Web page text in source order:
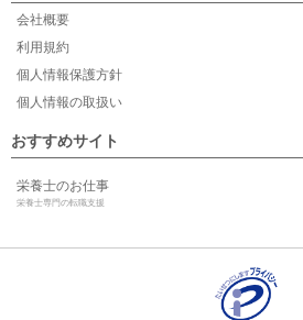
会社概要
利用規約
個人情報保護方針
個人情報の取扱い
おすすめサイト
栄養士のお仕事
栄養士専門の転職支援